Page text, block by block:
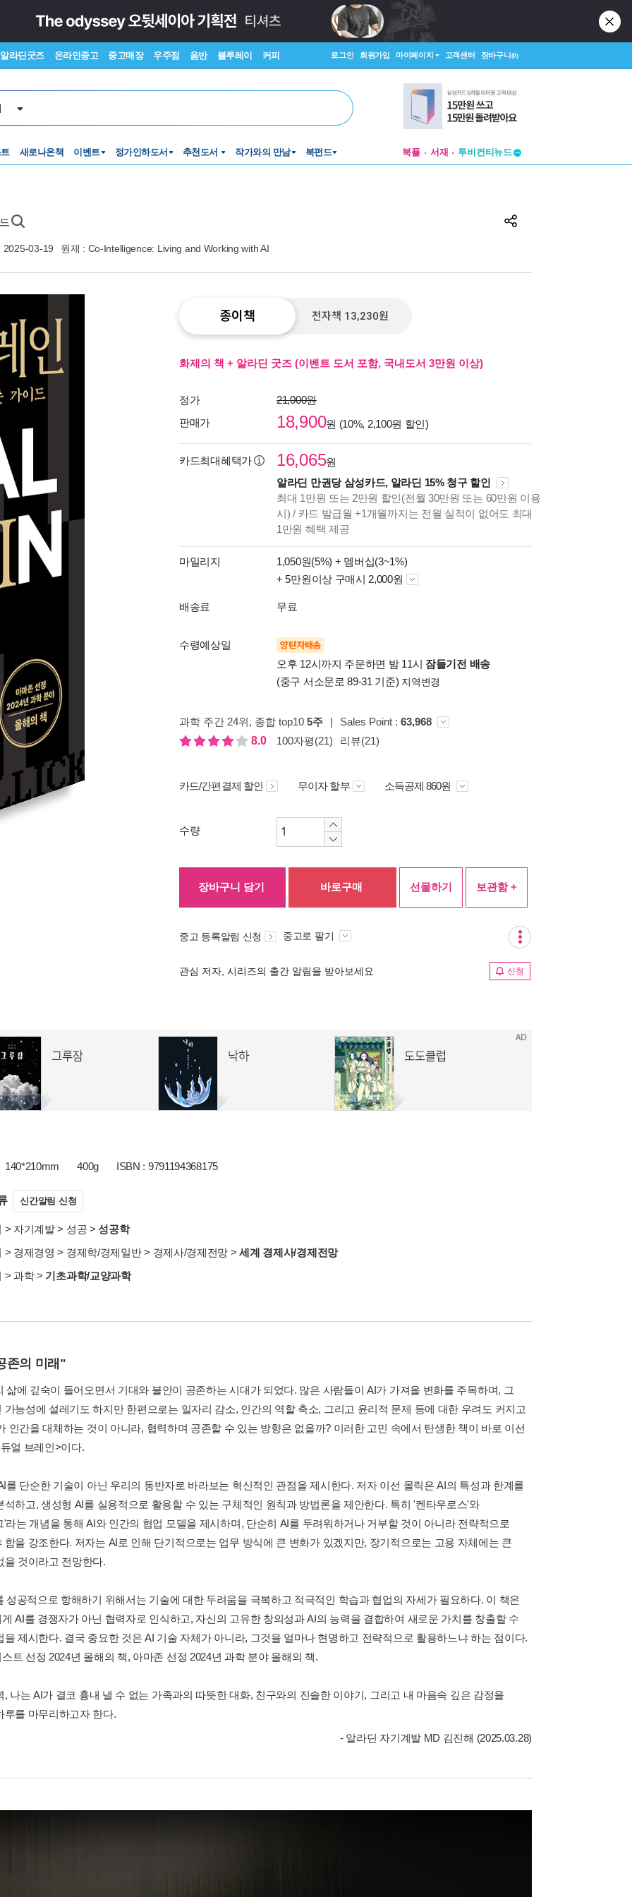
알라딘굿즈 온라인중고 중고매장 우주점 음반 블루레이 커피 로그인 회원가입 마이페이지 고객센터 장바구니(0)
새로나온책 이벤트 정가인하도서 추천도서 작가와의 만남 북펀드 북플 서재
창작플랫폼
2025-03-19 원제 : Co-Intelligence: Living and Working with AI
종이책 전자책 13,230원
화제의 책 + 알라딘 굿즈 (이벤트 도서 포함, 국내도서 3만원 이상)
정가
21,000원
판매가
18,900원 (10%, 2,100원 할인)
카드최대혜택가 16,065원
알라딘 만권당 삼성카드, 알라딘 15% 청구 할인
최대 1만원 또는 2만원 할인(전월 30만원 또는 60만원 이용
시) / 카드 발급월 +1개월까지는 전월 실적이 없어도 최대
1만원 혜택 제공
마일리지 1,050원(5%) + 멤버십(3~1%)
+ 5만원이상 구매시 2,000원
배송료 무료
수령예상일 양탄자배송
오후 12시까지 주문하면 밤 11시 잠들기전 배송
(중구 서소문로 89-31 기준) 지역변경
과학 주간 24위, 종합 top10 5주 | Sales Point : 63,968
8.0
100자평(21) 리뷰(21)
카드/간편결제 할인 무이자 할부 소득공제 860원
수량
장바구니 담기 바로구매 선물하기 보관함 +
중고 등록알림 신청 중고로 팔기
관심 저자, 시리즈의 출간 알림을 받아보세요 신청
140*210mm 400g ISBN : 9791194368175
신간알림 신청
> 자기계발> 성공 >성공학
> 경제경영 > 경제학/경제일반> 경제사/경제전망 >세계 경제사/경제전망
> 과학> 기초과학/교양과학
존의 미래"
삶에 깊숙이 들어오면서 기대와 불안이 공존하는 시대가 되었다. 많은 사람들이 AI가 가져올 변화를 주목하며, 그
가능성에 설레기도 하지만 한편으로는 일자리 감소, 인간의 역할 축소, 그리고 윤리적 문제 등에 대한 우려도 커지고
인간을 대체하는 것이 아니라, 협력하며 공존할 수 있는 방향은 없을까? 이러한 고민 속에서 탄생한 책이 바로 이선
얼 브레인>이다.
를 단순한 기술이 아닌 우리의 동반자로 바라보는 혁신적인 관점을 제시한다. 저자 이선 몰릭은 AI의 특성과 한계를
석하고, 생성형 AI를 실용적으로 활용할 수 있는 구체적인 원칙과 방법론을 제안한다. 특히 '켄타우로스'와
'라는 개념을 통해 AI와 인간의 협업 모델을 제시하며, 단순히 AI를 두려워하거나 거부할 것이 아니라 전략적으로
함을 강조한다. 저자는 AI로 인해 단기적으로는 업무 방식에 큰 변화가 있겠지만, 장기적으로는 고용 자체에는 큰
을 것이라고 전망한다.
성공적으로 항해하기 위해서는 기술에 대한 두려움을 극복하고 적극적인 학습과 협업의 자세가 필요하다. 이 책은
AI를 경쟁자가 아닌 협력자로 인식하고, 자신의 고유한 창의성과 AI의 능력을 결합하여 새로운 가치를 창출할 수
을 제시한다. 결국 중요한 것은 AI 기술 자체가 아니라, 그것을 얼마나 현명하고 전략적으로 활용하느냐 하는 점이다.
트 선정 2024년 올해의 책, 아마존 선정 2024년 과학 분야 올해의 책.
, 나는 AI가 결코 흉내 낼 수 없는 가족과의 따뜻한 대화, 친구와의 진솔한 이야기, 그리고 내 마음속 깊은 감정을
루를 마무리하고자 한다.
- 알라딘 자기계발 MD 김진해 (2025.03.28)